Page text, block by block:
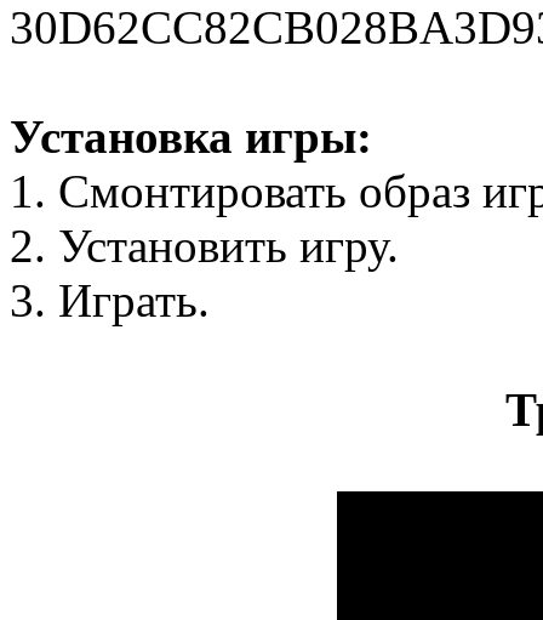
Установка игры:
1. Смонтировать образ
2. Установить игру.
3. Играть.